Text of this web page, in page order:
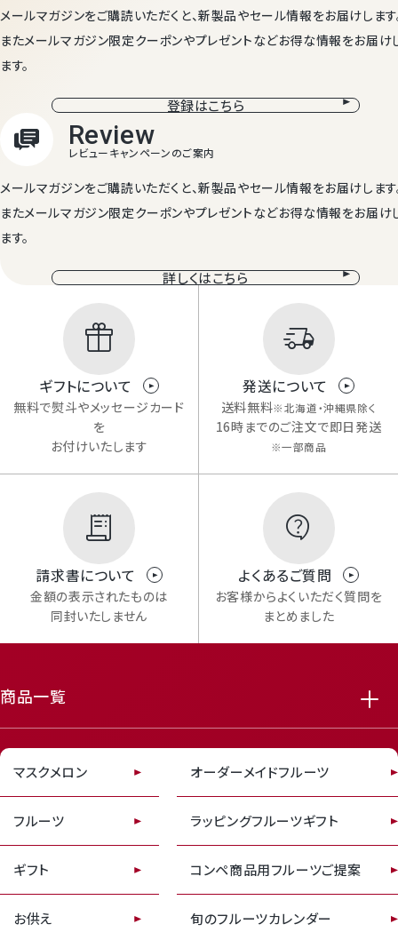
Mail Magazine
メルマガ登録
メールマガジンをご購読いただくと、新製品やセール情報をお届けします
またメールマガジン限定クーポンやプレゼントなどお得な情報をお届け
ます。
登録はこちら
Review
メールマガジンをご購読いただくと、新製品やセール情報をお届けします
またメールマガジン限定クーポンやプレゼントなどお得な情報をお届け
ます。
詳しくはこちら
featured_seasonal_and_gifts
ギフトについて
無料で熨斗やメッセージカード
を
お付けいたします
delivery_truck_speed
発送について
送料無料※北海道・沖縄県除く
16時までのご注文で即日発送
※一部商品
請求書について
金額の表示されたものは
同封いたしません
よくあるご質問
お客様からよくいただく質問を
まとめました
商品一覧
マスクメロン
フルーツ
ギフト
お供え
オーダーメイドフルーツ
ラッピングフルーツギフト
コンペ商品用フルーツご提案
旬のフルーツカレンダー